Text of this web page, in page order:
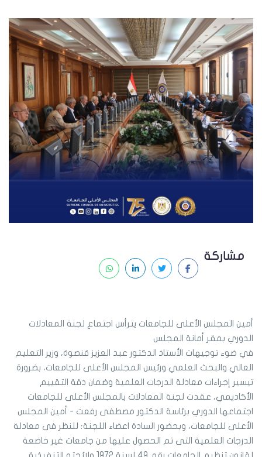
مشاركة
أمين المجلس الأعلى للجامعات يترأس اجتماع لجنة المعادلات
الدوري بمقر أمانة المجلس
في ضوء توجيهات الأستاذ الدكتور عبد العزيز قنصوة، وزير التعليم
العالي والبحث العلمي ورئيس المجلس الأعلى للجامعات، بضرورة
تيسير إجراءات معادلة الدرجات العلمية وضمان دقة التقييم
الأكاديمي، عقدت لجنة المعادلات بالمجلس الأعلى للجامعات
اجتماعها الدوري برئاسة الدكتور مصطفى رفعت - أمين المجلس
الأعلى للجامعات، وبحضور السادة اعضاء اللجنة؛ للنظر فى معادلة
الدرجات العلمية التى تم الحصول عليها من جامعات غير خاضعة